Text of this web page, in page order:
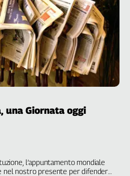
una Giornata oggi
l’appuntamento mondiale
nel nostro presente per difendere